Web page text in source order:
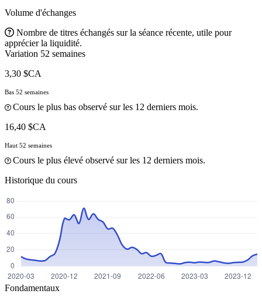
Volume d'échanges
Nombre de titres échangés sur la séance récente, utile pour
apprécier la liquidité.
Variation 52 semaines
3,30 $CA
Bas 52 semaines
Cours le plus bas observé sur les 12 derniers mois.
16,40 $CA
Haut 52 semaines
Cours le plus élevé observé sur les 12 derniers mois.
Historique du cours
Fondamentaux